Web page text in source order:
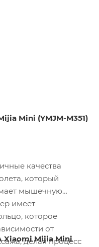
Mini (YMJM-M351)
качества
который
мышечную
имеет
которое
от
делая процесс
Mijia Mini